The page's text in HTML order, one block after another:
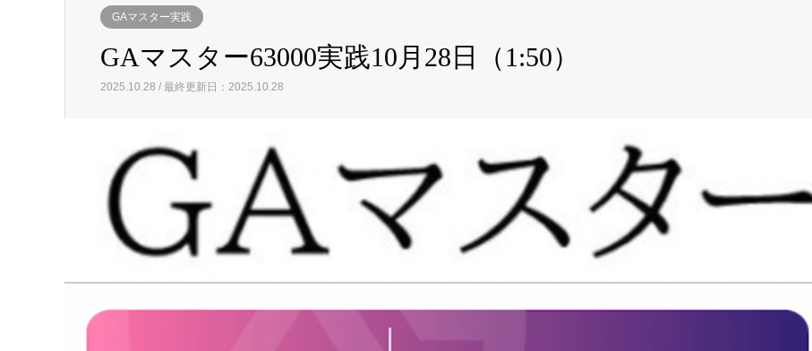
GAマスター実践
GAマスター63000実践10月28日（1:50）
2025.10.28 / 最終更新日：2025.10.28